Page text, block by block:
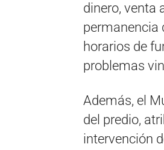
dinero, venta
permanencia
horarios de
problemas
Además, el
del predio,
intervención